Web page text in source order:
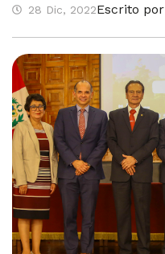
28 Dic, 2022Escrito por